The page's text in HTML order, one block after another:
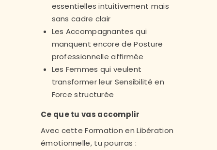
essentielles intuitivement mais
sans cadre clair
Les Accompagnantes qui
manquent encore de Posture
professionnelle affirmée
Les Femmes qui veulent
transformer leur Sensibilité en
Force structurée
Ce que tu vas accomplir
Avec cette Formation en Libération
émotionnelle, tu pourras :